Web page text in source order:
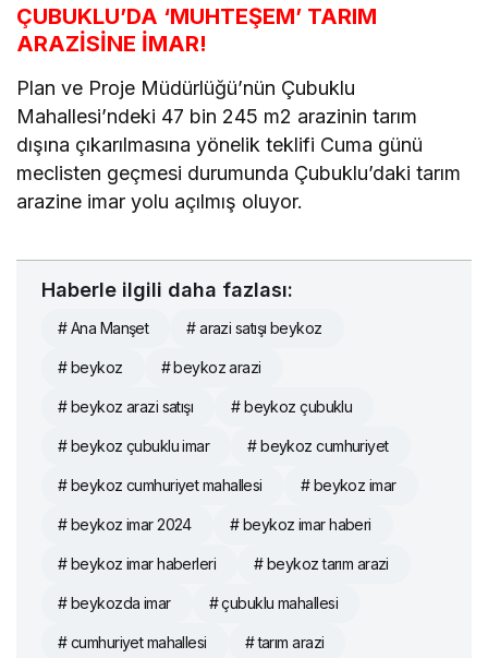
ÇUBUKLU’DA ‘MUHTEŞEM’ TARIM
ARAZİSİNE İMAR!
Plan ve Proje Müdürlüğü’nün Çubuklu
Mahallesi’ndeki 47 bin 245 m2 arazinin tarım
dışına çıkarılmasına yönelik teklifi Cuma günü
meclisten geçmesi durumunda Çubuklu’daki tarım
arazine imar yolu açılmış oluyor.
Haberle ilgili daha fazlası:
# Ana Manşet # arazi satışı beykoz
# beykoz # beykoz arazi
# beykoz arazi satışı # beykoz çubuklu
# beykoz çubuklu imar # beykoz cumhuriyet
# beykoz cumhuriyet mahallesi # beykoz imar
# beykoz imar 2024 # beykoz imar haberi
# beykoz imar haberleri # beykoz tarım arazi
# beykozda imar # çubuklu mahallesi
# cumhuriyet mahallesi # tarım arazi